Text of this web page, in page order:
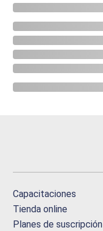
Capacitaciones
Tienda online
Planes de suscripción